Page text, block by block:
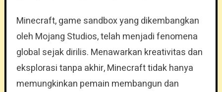
Minecraft, game sandbox yang dikembangkan
oleh Mojang Studios, telah menjadi fenomena
global sejak dirilis. Menawarkan kreativitas dan
eksplorasi tanpa akhir, Minecraft tidak hanya
memungkinkan pemain membangun dan